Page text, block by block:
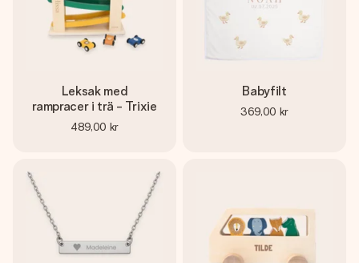
Leksak med
rampracer i trä - Trixie
489,00 kr
Babyfilt
369,00 kr